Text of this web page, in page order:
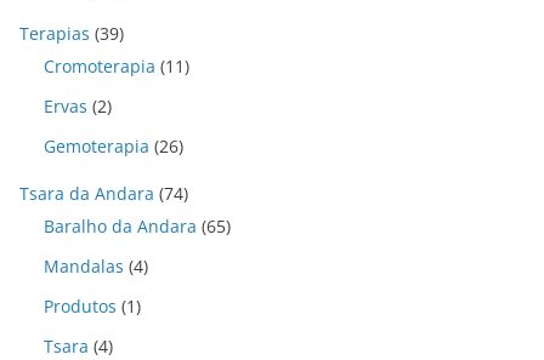
Terapias (39)
Cromoterapia (11)
Ervas (2)
Gemoterapia (26)
Tsara da Andara (74)
Baralho da Andara (65)
Mandalas (4)
Produtos (1)
Tsara (4)